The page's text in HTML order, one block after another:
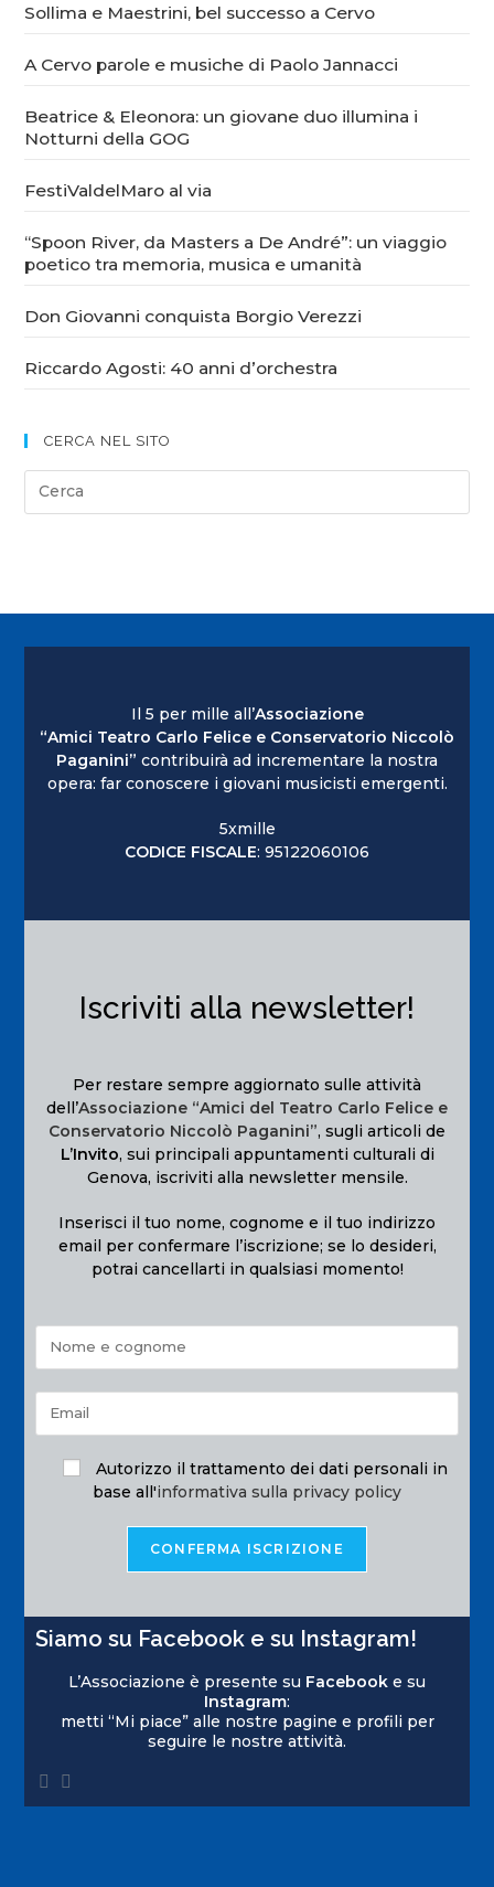
Sollima e Maestrini, bel successo a Cervo
A Cervo parole e musiche di Paolo Jannacci
Beatrice & Eleonora: un giovane duo illumina i
Notturni della GOG
FestiValdelMaro al via
“Spoon River, da Masters a De André”: un viaggio
poetico tra memoria, musica e umanità
Don Giovanni conquista Borgio Verezzi
Riccardo Agosti: 40 anni d’orchestra
CERCA NEL SITO
Il 5 per mille all’Associazione
“Amici Teatro Carlo Felice e Conservatorio Niccolò
Paganini” contribuirà ad incrementare la nostra
opera: far conoscere i giovani musicisti emergenti.
5xmille
CODICE FISCALE: 95122060106
Iscriviti alla newsletter!
Per restare sempre aggiornato sulle attività
dell’Associazione “Amici del Teatro Carlo Felice e
Conservatorio Niccolò Paganini”, sugli articoli de
L’Invito, sui principali appuntamenti culturali di
Genova, iscriviti alla newsletter mensile.
Inserisci il tuo nome, cognome e il tuo indirizzo
email per confermare l’iscrizione; se lo desideri,
potrai cancellarti in qualsiasi momento!
Autorizzo il trattamento dei dati personali in
base all'informativa sulla privacy policy
Siamo su Facebook e su Instagram!
L’Associazione è presente su Facebook e su
Instagram:
metti “Mi piace” alle nostre pagine e profili per
seguire le nostre attività.